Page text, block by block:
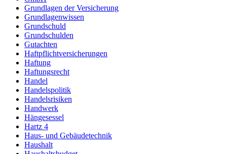
Grundlagen der Versicherung
Grundlagenwissen
Grundschuld
Grundschulden
Gutachten
Haftpflichtversicherungen
Haftung
Haftungsrecht
Handel
Handelspolitik
Handelsrisiken
Handwerk
Hängesessel
Hartz 4
Haus- und Gebäudetechnik
Haushalt